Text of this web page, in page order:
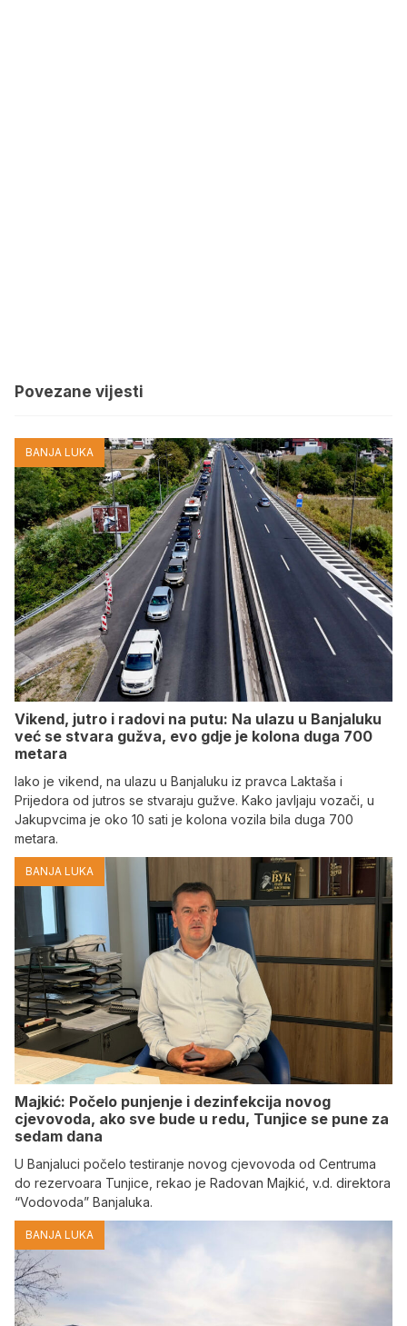
Povezane vijesti
BANJA LUKA
Vikend, jutro i radovi na putu: Na ulazu u Banjaluku
već se stvara gužva, evo gdje je kolona duga 700
metara
Iako je vikend, na ulazu u Banjaluku iz pravca Laktaša i
Prijedora od jutros se stvaraju gužve. Kako javljaju vozači, u
Jakupvcima je oko 10 sati je kolona vozila bila duga 700
metara.
BANJA LUKA
Majkić: Počelo punjenje i dezinfekcija novog
cjevovoda, ako sve bude u redu, Tunjice se pune za
sedam dana
U Banjaluci počelo testiranje novog cjevovoda od Centruma
do rezervoara Tunjice, rekao je Radovan Majkić, v.d. direktora
“Vodovoda” Banjaluka.
BANJA LUKA